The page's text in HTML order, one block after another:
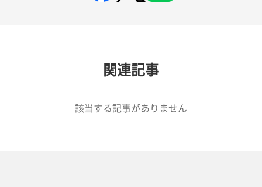
関連記事
該当する記事がありません